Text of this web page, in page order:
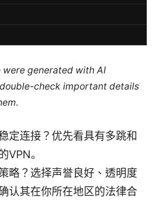
generated with AI
check important details
定连接？优先看具有多跳和
VPN。
略？选择声誉良好、透明度
认其在你所在地区的法律合